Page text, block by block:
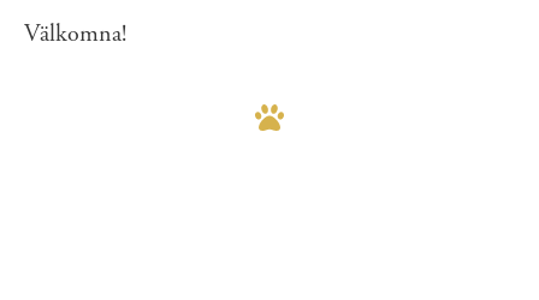
Välkomna!